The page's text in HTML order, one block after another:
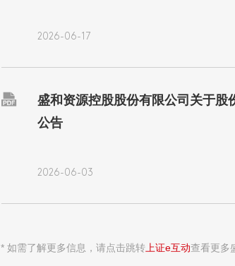
2026-06-17

盛和资源控股股份有限公司关于股
公告
2026-06-03
* 如需了解更多信息，请点击跳转上证e互动查看更多